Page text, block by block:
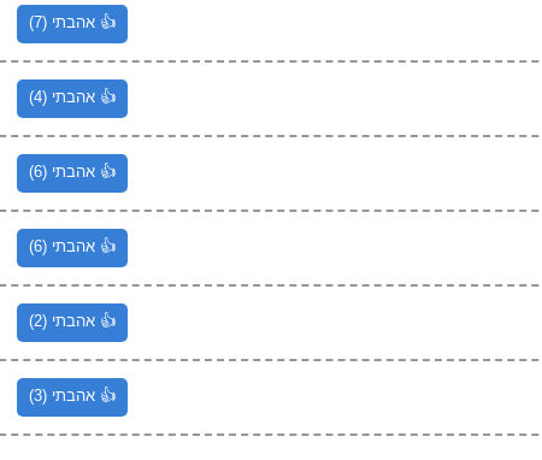
👍 אהבתי (7)
👍 אהבתי (4)
👍 אהבתי (6)
👍 אהבתי (6)
👍 אהבתי (2)
👍 אהבתי (3)